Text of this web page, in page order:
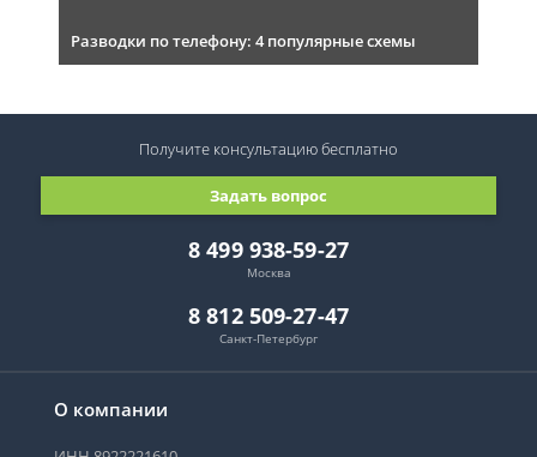
Разводки по телефону: 4 популярные схемы
О компании
8 499 938-59-27
Москва
8 812 509-27-47
Санкт-Петербург
Задать вопрос
Получите консультациюбесплатно